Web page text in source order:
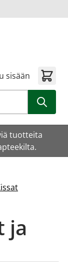
sisään
tuotteita
ja